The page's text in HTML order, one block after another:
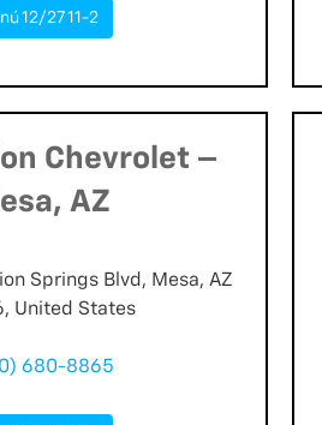
12/27 11-2
Chevrolet –
AZ
Springs Blvd, Mesa, AZ
United States
680-8865